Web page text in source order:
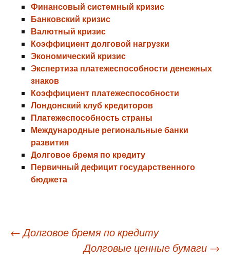
Финансовый системный кризис
Банковский кризис
Валютный кризис
Коэффициент долговой нагрузки
Экономический кризис
Экспертиза платежеспособности денежных
знаков
Коэффициент платежеспособности
Лондонский клуб кредиторов
Платежеспособность страны
Международные региональные банки
развития
Долговое бремя по кредиту
Первичный дефицит государственного
бюджета
Навигация
←Долговое бремя по кредиту
Долговые ценные бумаги →